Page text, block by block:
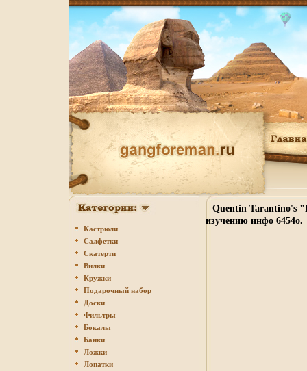
Кастрюли
Салфетки
Скатерти
Вилки
Кружки
Подарочный набор
Доски
Фильтры
Бокалы
Банки
Ложки
Лопатки
Quentin Tarantino's
изучению инфо 6454o.